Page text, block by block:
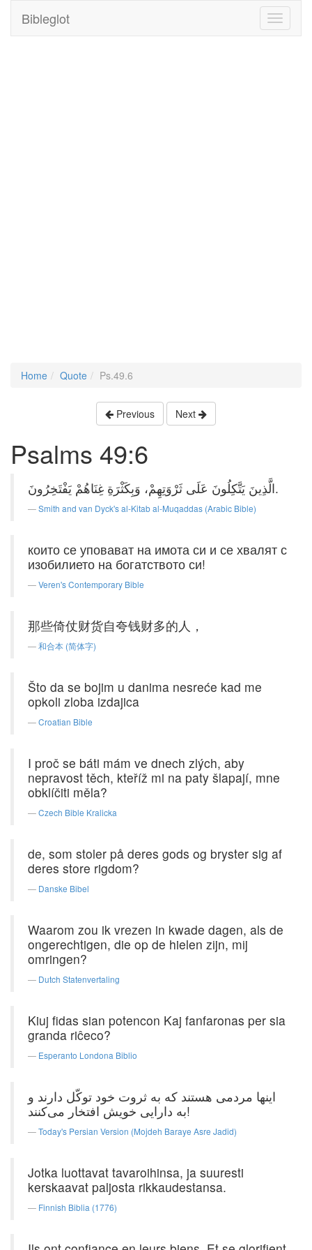
Toggle
Bibleglot
Home Quote Ps.49.6
Previous Next
Psalms 49:6
الَّذِينَ يَتَّكِلُونَ عَلَى ثَرْوَتِهِمْ، وَبِكَثْرَةِ غِنَاهُمْ يَفْتَخِرُونَ.
Smith and van Dyck's al-Kitab al-Muqaddas (Arabic Bible)
които се уповават на имота си и се хвалят с
изобилието на богатството си!
Veren's Contemporary Bible
那些倚仗财货自夸钱财多的人，
和合本 (简体字)
Što da se bojim u danima nesreće kad me
opkoli zloba izdajica
Croatian Bible
I proč se báti mám ve dnech zlých, aby
nepravost těch, kteříž mi na paty šlapají, mne
obklíčiti měla?
Czech Bible Kralicka
de, som stoler på deres gods og bryster sig af
deres store rigdom?
Danske Bibel
Waarom zou ik vrezen in kwade dagen, als de
ongerechtigen, die op de hielen zijn, mij
omringen?
Dutch Statenvertaling
Kiuj fidas sian potencon Kaj fanfaronas per sia
granda riĉeco?
Esperanto Londona Biblio
اینها مردمی هستند که به ثروت خود توکّل دارند و
به دارایی خویش افتخار می‌کنند!
Today's Persian Version (Mojdeh Baraye Asre Jadid)
Jotka luottavat tavaroihinsa, ja suuresti
kerskaavat paljosta rikkaudestansa.
Finnish Biblia (1776)